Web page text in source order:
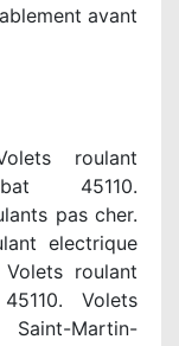
avant
roulant
45110.
pas cher.
electrique
roulant
Volets
Martin-